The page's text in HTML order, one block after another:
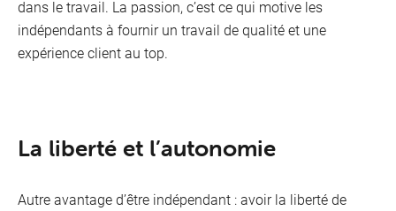
dans le travail. La passion, c’est ce qui motive les
indépendants à fournir un travail de qualité et une
expérience client au top.
La liberté et l’autonomie
Autre avantage d’être indépendant : avoir la liberté de